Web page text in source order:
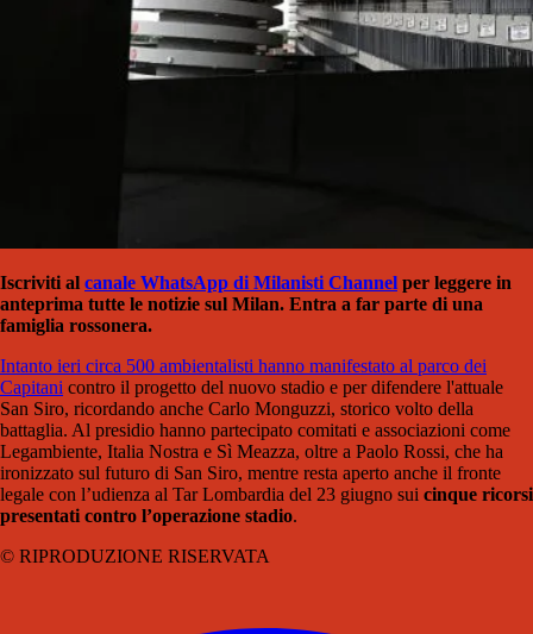
Iscriviti al canale WhatsApp di Milanisti Channel per leggere in
anteprima tutte le notizie sul Milan. Entra a far parte di una
famiglia rossonera.
Intanto ieri circa 500 ambientalisti hanno manifestato al parco dei
Capitani contro il progetto del nuovo stadio e per difendere l'attuale
San Siro, ricordando anche Carlo Monguzzi, storico volto della
battaglia. Al presidio hanno partecipato comitati e associazioni come
Legambiente, Italia Nostra e Sì Meazza, oltre a Paolo Rossi, che ha
ironizzato sul futuro di San Siro, mentre resta aperto anche il fronte
legale con l’udienza al Tar Lombardia del 23 giugno sui cinque ricorsi
presentati contro l’operazione stadio.
© RIPRODUZIONE RISERVATA